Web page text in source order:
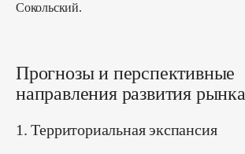
Сокольский.
Прогнозы и перспективные
направления развития рынка
1. Территориальная экспансия
Golden Hills
ScapePark Пицунда
EcoRiver
ScapePark Сукко
ScapePark Архыз
WondersPark